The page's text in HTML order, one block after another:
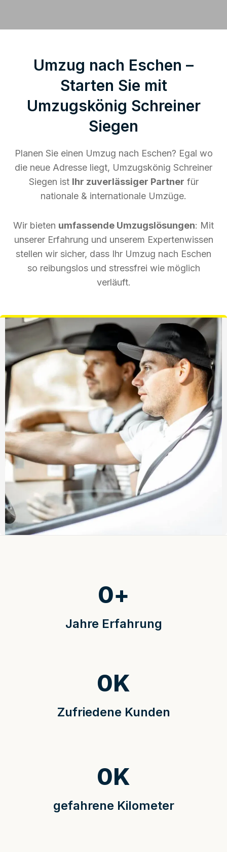
Umzug nach Eschen –
Starten Sie mit
Umzugskönig Schreiner
Siegen
Planen Sie einen Umzug nach Eschen? Egal wo
die neue Adresse liegt, Umzugskönig Schreiner
Siegen ist Ihr zuverlässiger Partner für
nationale & internationale Umzüge.
Wir bieten umfassende Umzugslösungen: Mit
unserer Erfahrung und unserem Expertenwissen
stellen wir sicher, dass Ihr Umzug nach Eschen
so reibungslos und stressfrei wie möglich
verläuft.
Jahre Erfahrung
0+
Zufriedene Kunden
0K
gefahrene Kilometer
0K